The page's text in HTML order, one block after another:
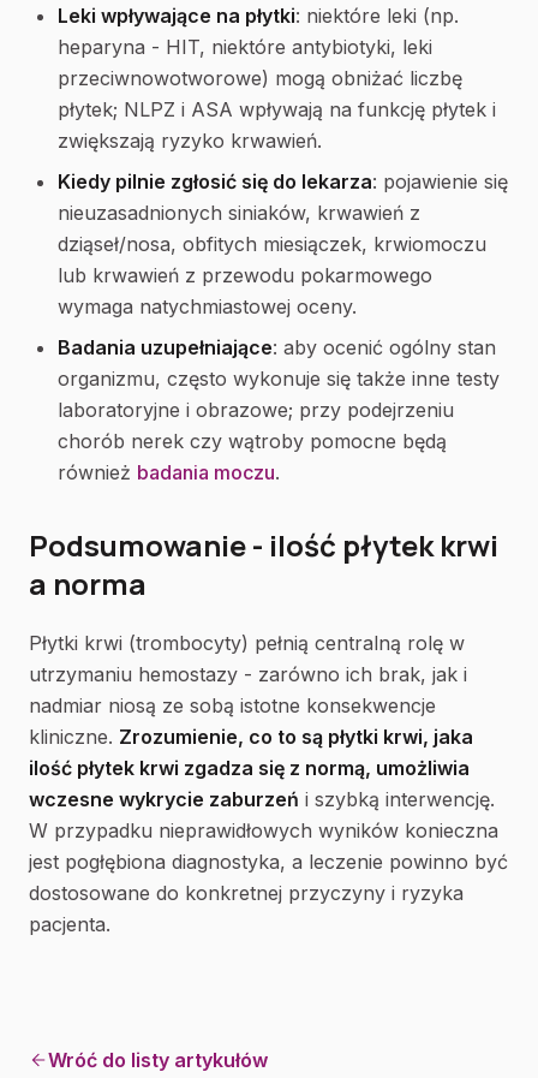
Leki wpływające na płytki: niektóre leki (np.
heparyna - HIT, niektóre antybiotyki, leki
przeciwnowotworowe) mogą obniżać liczbę
płytek; NLPZ i ASA wpływają na funkcję płytek i
zwiększają ryzyko krwawień.
Kiedy pilnie zgłosić się do lekarza: pojawienie się
nieuzasadnionych siniaków, krwawień z
dziąseł/nosa, obfitych miesiączek, krwiomoczu
lub krwawień z przewodu pokarmowego
wymaga natychmiastowej oceny.
Badania uzupełniające: aby ocenić ogólny stan
organizmu, często wykonuje się także inne testy
laboratoryjne i obrazowe; przy podejrzeniu
chorób nerek czy wątroby pomocne będą
również badania moczu.
Podsumowanie - ilość płytek krwi
a norma
Płytki krwi (trombocyty) pełnią centralną rolę w
utrzymaniu hemostazy - zarówno ich brak, jak i
nadmiar niosą ze sobą istotne konsekwencje
kliniczne. Zrozumienie, co to są płytki krwi, jaka
ilość płytek krwi zgadza się z normą, umożliwia
wczesne wykrycie zaburzeń i szybką interwencję.
W przypadku nieprawidłowych wyników konieczna
jest pogłębiona diagnostyka, a leczenie powinno być
dostosowane do konkretnej przyczyny i ryzyka
pacjenta.
Wróć do listy artykułów